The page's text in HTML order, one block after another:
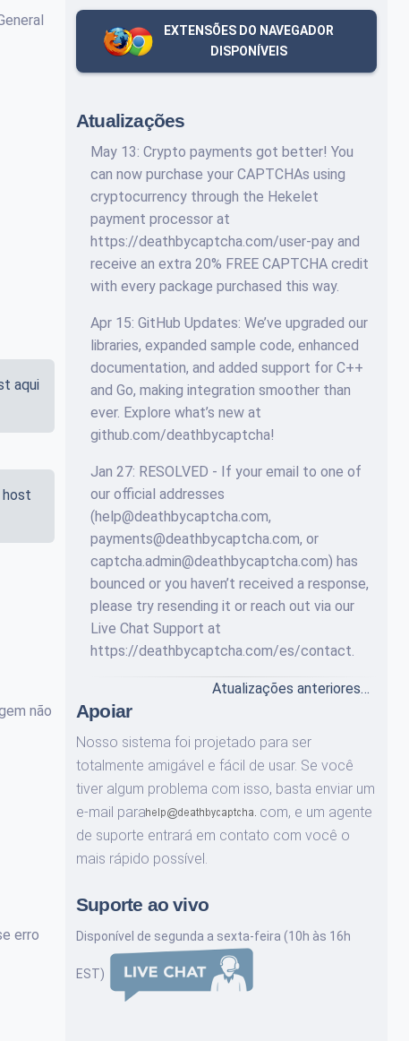
aqui
host
não
erro
EXTENSÕES DO NAVEGADOR
DISPONÍVEIS
Atualizações
May 13: Crypto payments got better! You
can now purchase your CAPTCHAs using
cryptocurrency through the Hekelet
payment processor at
https://deathbycaptcha.com/user-pay and
receive an extra 20% FREE CAPTCHA credit
with every package purchased this way.
Apr 15: GitHub Updates: We’ve upgraded our
libraries, expanded sample code, enhanced
documentation, and added support for C++
and Go, making integration smoother than
ever. Explore what’s new at
github.com/deathbycaptcha!
Jan 27: RESOLVED - If your email to one of
our official addresses
(help@deathbycaptcha.com,
payments@deathbycaptcha.com, or
captcha.admin@deathbycaptcha.com) has
bounced or you haven’t received a response,
please try resending it or reach out via our
Live Chat Support at
https://deathbycaptcha.com/es/contact.
Atualizações anteriores…
Apoiar
Nosso sistema foi projetado para ser
totalmente amigável e fácil de usar. Se você
tiver algum problema com isso, basta enviar um
e-mail para
com, e um agente
de suporte entrará em contato com você o
mais rápido possível.
Suporte ao vivo
Disponível de segunda a sexta-feira (10h às 16h
EST)